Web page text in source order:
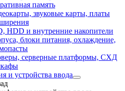
память
звуковые карты, платы
HDD и внутренние накопители
блоки питания, охлаждение,
серверные платформы, СХД
и устройства ввода